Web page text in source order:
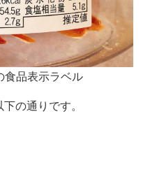
食品表示ラベル
の通りです。